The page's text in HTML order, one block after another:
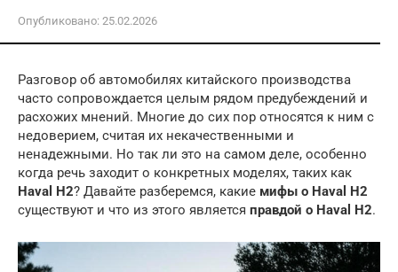
Опубликовано: 25.02.2026
Разговор об автомобилях китайского производства
часто сопровождается целым рядом предубеждений и
расхожих мнений. Многие до сих пор относятся к ним с
недоверием, считая их некачественными и
ненадежными. Но так ли это на самом деле, особенно
когда речь заходит о конкретных моделях, таких как
Haval H2? Давайте разберемся, какие мифы о Haval H2
существуют и что из этого является правдой о Haval H2.